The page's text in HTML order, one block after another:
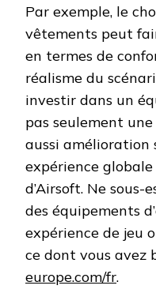
Par exemple, le
vêtements peut
en termes de
réalisme du
investir dans un
pas seulement
aussi
expérience
d’Airsoft. Ne sous-
des équipements
expérience de jeu
ce dont vous avez
europe.com/fr.